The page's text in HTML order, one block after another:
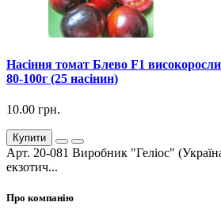
Насіння томат Блево F1
80-100г (25 насінин)
10.00 грн.
Купити
Арт. 20-081 Виробник "Геліос"
екзотич...
Про компанію